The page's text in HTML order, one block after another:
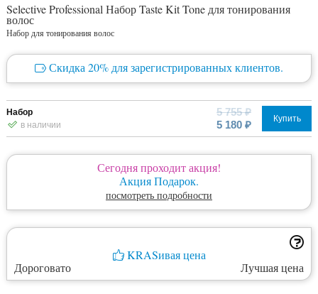
Selective Professional Набор Taste Kit Tone для тонирования
волос
Набор для тонирования волос
Скидка 20% для зарегистрированных клиентов.
Набор
в наличии
5 755 ₽
5 180 ₽
Купить
Сегодня проходит акция!
Акция Подарок.
посмотреть подробности
KRASивая цена
Дороговато
Лучшая цена